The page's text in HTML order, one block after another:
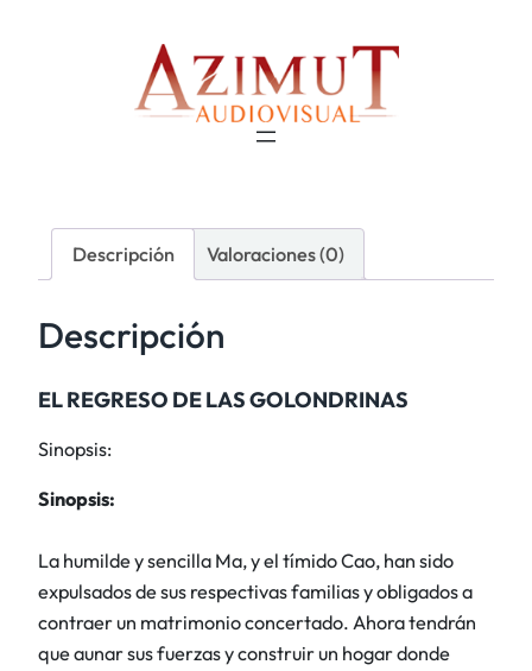
Descripción Valoraciones (0)
Descripción
EL REGRESO DE LAS GOLONDRINAS
Sinopsis:
Sinopsis:
La humilde y sencilla Ma, y el tímido Cao, han sido
expulsados de sus respectivas familias y obligados a
contraer un matrimonio concertado. Ahora tendrán
que aunar sus fuerzas y construir un hogar donde